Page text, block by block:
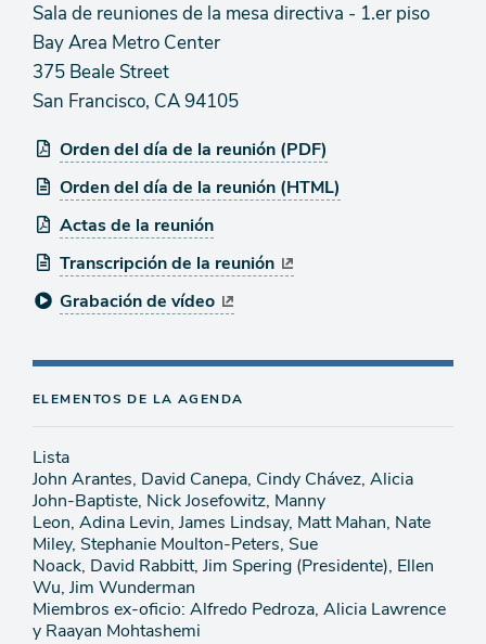
Sala de reuniones de la mesa directiva - 1.er piso
Bay Area Metro Center
375 Beale Street
San Francisco, CA 94105
Orden del día de la reunión (PDF)
Orden del día de la reunión (HTML)
Actas de la reunión
Transcripción de la reunión
Grabación de vídeo
ELEMENTOS DE LA AGENDA
Lista
John Arantes, David Canepa, Cindy Chávez, Alicia
John-Baptiste, Nick Josefowitz, Manny
Leon, Adina Levin, James Lindsay, Matt Mahan, Nate
Miley, Stephanie Moulton-Peters, Sue
Noack, David Rabbitt, Jim Spering (Presidente), Ellen
Wu, Jim Wunderman
Miembros ex-oficio: Alfredo Pedroza, Alicia Lawrence
y Raayan Mohtashemi